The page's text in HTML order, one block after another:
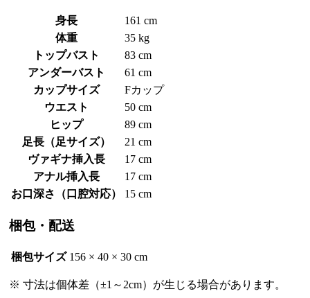
身長
161 cm
体重
35 kg
トップバスト
83 cm
アンダーバスト
61 cm
カップサイズ
Fカップ
ウエスト
50 cm
ヒップ
89 cm
足長（足サイズ）
21 cm
ヴァギナ挿入長
17 cm
アナル挿入長
17 cm
お口深さ（口腔対応）
15 cm
梱包・配送
梱包サイズ 156 × 40 × 30 cm
※ 寸法は個体差（±1～2cm）が生じる場合があります。